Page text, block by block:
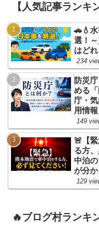
【人気記事ランキ
🚗💧
選！
はど
234
防災
める
庁・
用情
149
🚨【
る方
中泊
が分
129
🔥ブログ村ランキ